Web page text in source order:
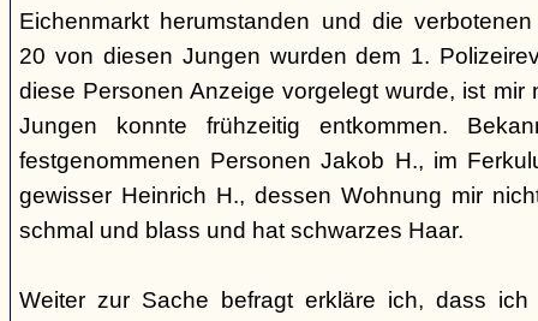
Eichenmarkt herumstanden und die
20 von diesen Jungen wurden dem 1.
diese Personen Anzeige vorgelegt wurde, ist mir
Jungen konnte frühzeitig entkommen.
festgenommenen Personen Jakob H., im
gewisser Heinrich H., dessen Wohnung mir
schmal und blass und hat schwarzes Haar.
Weiter zur Sache befragt erkläre ich, dass